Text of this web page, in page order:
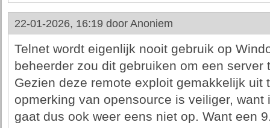
22-01-2026, 16:19 door Anoniem
Telnet wordt eigenlijk nooit gebruik op
beheerder zou dit gebruiken om een server
Gezien deze remote exploit gemakkelijk uit
opmerking van opensource is veiliger,
gaat dus ook weer eens niet op. Want een